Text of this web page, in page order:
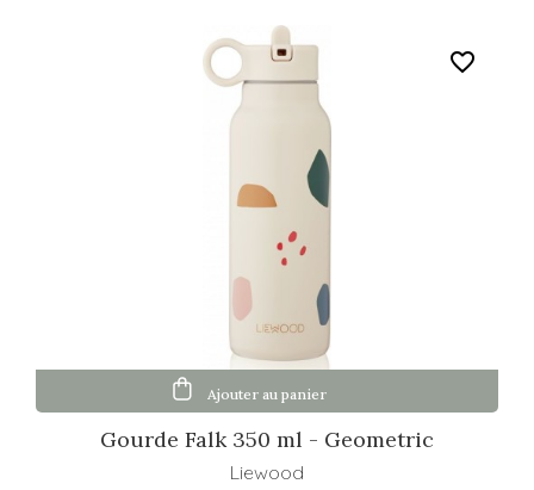
Gourde Falk 350 ml - Geometric
Liewood
Ajouter au panier
favorite_border